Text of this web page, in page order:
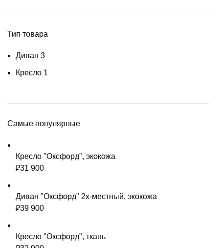
Тип товара
Диван 3
Кресло 1
Самые популярные
Кресло "Оксфорд", экокожа
₽31 900
Диван "Оксфорд" 2х-местный, экокожа
₽39 900
Кресло "Оксфорд", ткань